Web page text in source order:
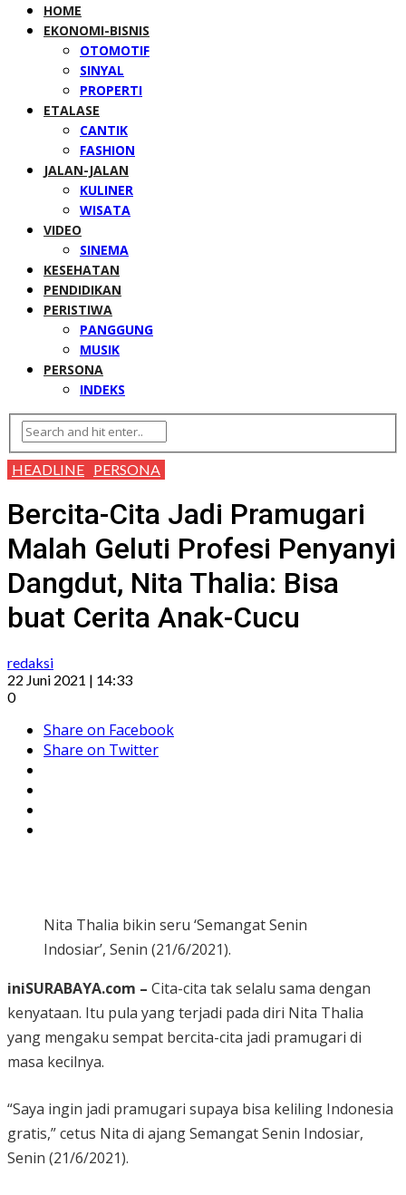
HOME
EKONOMI-BISNIS
OTOMOTIF
SINYAL
PROPERTI
ETALASE
CANTIK
FASHION
JALAN-JALAN
KULINER
WISATA
VIDEO
SINEMA
KESEHATAN
PENDIDIKAN
PERISTIWA
PANGGUNG
MUSIK
PERSONA
INDEKS
HEADLINE PERSONA
Bercita-Cita Jadi Pramugari
Malah Geluti Profesi Penyanyi
Dangdut, Nita Thalia: Bisa
buat Cerita Anak-Cucu
redaksi
22 Juni 2021 | 14:33
0
Share on Facebook
Share on Twitter
Nita Thalia bikin seru ‘Semangat Senin
Indosiar’, Senin (21/6/2021).
iniSURABAYA.com – Cita-cita tak selalu sama dengan
kenyataan. Itu pula yang terjadi pada diri Nita Thalia
yang mengaku sempat bercita-cita jadi pramugari di
masa kecilnya.
“Saya ingin jadi pramugari supaya bisa keliling Indonesia
gratis,” cetus Nita di ajang Semangat Senin Indosiar,
Senin (21/6/2021).